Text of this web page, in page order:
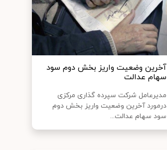
آخرین وضعیت واریز بخش دوم سود
سهام عدالت
مدیرعامل شرکت سپرده گذاری مرکزی
درمورد آخرین وضعیت واریز بخش دوم
سود سهام عدالت...